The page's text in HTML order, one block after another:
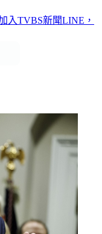
入TVBS新聞LINE，